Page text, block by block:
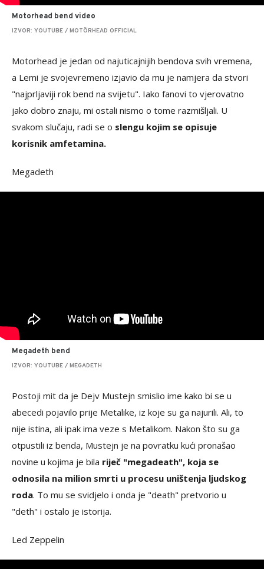
Motorhead bend video
IZVOR: YOUTUBE / MOTÖRHEAD OFFICIAL
Motorhead je jedan od najuticajnijih bendova svih vremena,
a Lemi je svojevremeno izjavio da mu je namjera da stvori
"najprljaviji rok bend na svijetu". Iako fanovi to vjerovatno
jako dobro znaju, mi ostali nismo o tome razmišljali. U
svakom slučaju, radi se o slengu kojim se opisuje
korisnik amfetamina.
Megadeth
Megadeth bend
IZVOR: YOUTUBE / MEGADETH
Postoji mit da je Dejv Mustejn smislio ime kako bi se u
abecedi pojavilo prije Metalike, iz koje su ga najurili. Ali, to
nije istina, ali ipak ima veze s Metalikom. Nakon što su ga
otpustili iz benda, Mustejn je na povratku kući pronašao
novine u kojima je bila riječ "megadeath", koja se
odnosila na milion smrti u procesu uništenja ljudskog
roda. To mu se svidjelo i onda je "death" pretvorio u
"deth" i ostalo je istorija.
Led Zeppelin